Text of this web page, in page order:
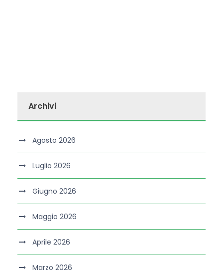
Archivi
Agosto 2026
Luglio 2026
Giugno 2026
Maggio 2026
Aprile 2026
Marzo 2026